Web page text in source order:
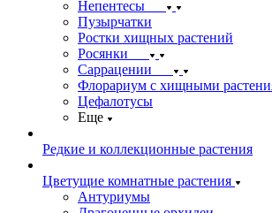
Непентесы
Пузырчатки
Ростки хищных растений
Росянки
Саррацении
Флорариум с хищными
Цефалотусы
Еще
Редкие и коллекционные растения
Цветущие комнатные растения
Антуриумы